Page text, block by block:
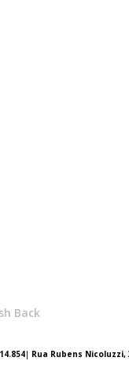
Back
| Rua Rubens Nicoluzzi,